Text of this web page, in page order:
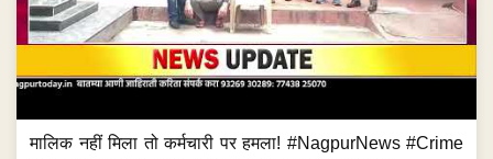
मालिक नहीं मिला तो कर्मचारी पर हमला! #NagpurNews #Crime